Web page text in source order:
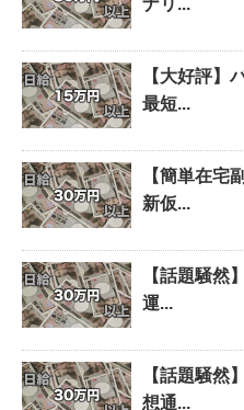
【大好評】
最短...
【簡単在宅
新仮...
【話題騒然
運...
【話題騒然
想通...